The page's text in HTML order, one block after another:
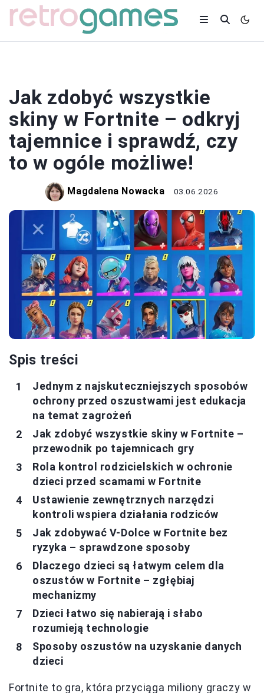
Jak zdobyć wszystkie
skiny w Fortnite – odkryj
tajemnice i sprawdź, czy
to w ogóle możliwe!
Magdalena Nowacka 03.06.2026
Spis treści
Jednym z najskuteczniejszych sposobów
ochrony przed oszustwami jest edukacja
na temat zagrożeń
Jak zdobyć wszystkie skiny w Fortnite –
przewodnik po tajemnicach gry
Rola kontrol rodzicielskich w ochronie
dzieci przed scamami w Fortnite
Ustawienie zewnętrznych narzędzi
kontroli wspiera działania rodziców
Jak zdobywać V-Dolce w Fortnite bez
ryzyka – sprawdzone sposoby
Dlaczego dzieci są łatwym celem dla
oszustów w Fortnite – zgłębiaj
mechanizmy
Dzieci łatwo się nabierają i słabo
rozumieją technologie
Sposoby oszustów na uzyskanie danych
dzieci
Fortnite to gra, która przyciąga miliony graczy w